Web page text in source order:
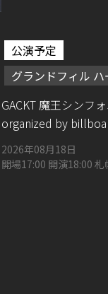
公演予定
グランドフィル
GACKT 魔王シンフ
organized by
2026年08月18日
開場17:00 開演18:00